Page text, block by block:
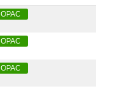
OPAC
OPAC
OPAC